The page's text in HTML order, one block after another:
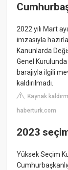
2022 yılı Mart
imzasıyla
Kanunlarda
Genel
barajıyla ilgili
kaldırılmadı.
Kaynak
haberturk.com
2023
Yüksek Seçim